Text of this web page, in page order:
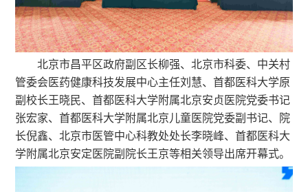
北京市昌平区政府副区长柳强、北京市科委、中关村
管委会医药健康科技发展中心主任刘慧、首都医科大学原
副校长王晓民、首都医科大学附属北京安贞医院党委书记
张宏家、首都医科大学附属北京儿童医院党委副书记、院
长倪鑫、北京市医管中心科教处处长李晓峰、首都医科大
学附属北京安定医院副院长王京等相关领导出席开幕式。